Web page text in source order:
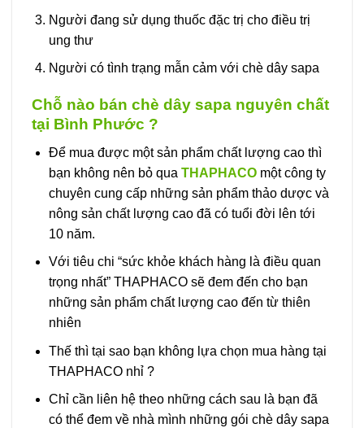
Người đang sử dụng thuốc đặc trị cho điều trị
ung thư
Người có tình trạng mẫn cảm với chè dây sapa
Chỗ nào bán chè dây sapa nguyên chất
tại Bình Phước ?
Để mua được một sản phẩm chất lượng cao thì
bạn không nên bỏ qua THAPHACO một công ty
chuyên cung cấp những sản phẩm thảo dược và
nông sản chất lượng cao đã có tuổi đời lên tới
10 năm.
Với tiêu chi “sức khỏe khách hàng là điều quan
trọng nhất” THAPHACO sẽ đem đến cho bạn
những sản phẩm chất lượng cao đến từ thiên
nhiên
Thế thì tại sao bạn không lựa chọn mua hàng tại
THAPHACO nhỉ ?
Chỉ cần liên hệ theo những cách sau là bạn đã
có thể đem về nhà mình những gói chè dây sapa